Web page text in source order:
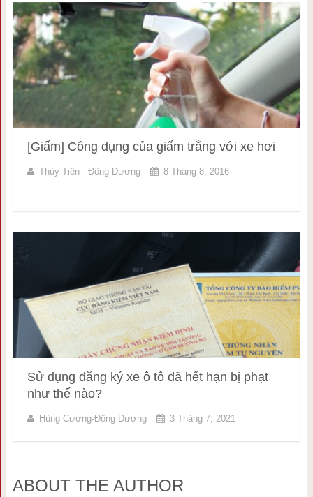
[Giấm] Công dụng của giấm trắng với xe hơi
Thủy Tiên - Đông Dương 8 Tháng 8, 2016
Sử dụng đăng ký xe ô tô đã hết hạn bị phạt
như thế nào?
Hùng Cường-Đông Dương 3 Tháng 7, 2021
ABOUT THE AUTHOR